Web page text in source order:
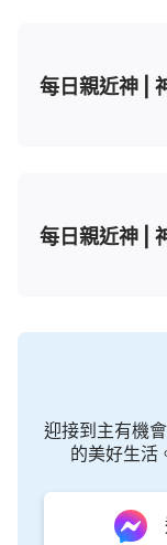
每日親近神 |
每日親近神 |
迎接到主有機
的美好生活